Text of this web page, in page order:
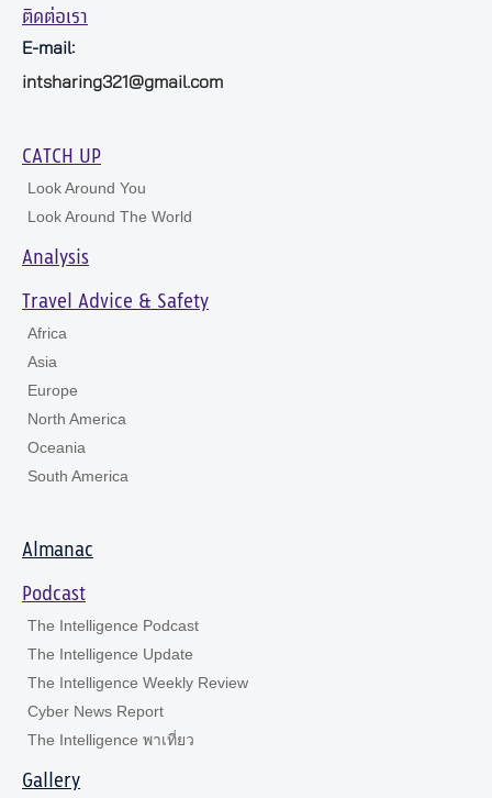
ติดต่อเรา
E-mail:
intsharing321@gmail.com
CATCH UP
Look Around You
Look Around The World
Analysis
Travel Advice & Safety
Africa
Asia
Europe
North America
Oceania
South America
Almanac
Podcast
The Intelligence Podcast
The Intelligence Update
The Intelligence Weekly Review
Cyber News Report
The Intelligence พาเที่ยว
Gallery